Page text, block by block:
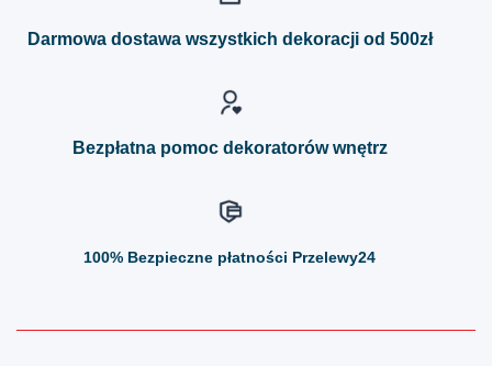
można
Darmowa dostawa wszystkich dekoracji od 500zł
Bezpłatna pomoc dekoratorów wnętrz
100% Bezpieczne płatności Przelewy24